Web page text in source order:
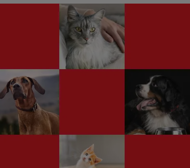
hadiahMengandung sereal
gandum utuh, olahan
daging, minyak nabati,
vitamin, mineral & asam
amino.Rasa dan Aroma
Lezat yang di sukai oleh si
Puss